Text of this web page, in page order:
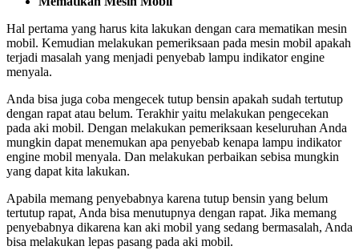
Hal pertama yang harus kita lakukan dengan cara mematikan mesin
mobil. Kemudian melakukan pemeriksaan pada mesin mobil apakah
terjadi masalah yang menjadi penyebab lampu indikator engine
menyala.
Anda bisa juga coba mengecek tutup bensin apakah sudah tertutup
dengan rapat atau belum. Terakhir yaitu melakukan pengecekan
pada aki mobil. Dengan melakukan pemeriksaan keseluruhan Anda
mungkin dapat menemukan apa penyebab kenapa lampu indikator
engine mobil menyala. Dan melakukan perbaikan sebisa mungkin
yang dapat kita lakukan.
Apabila memang penyebabnya karena tutup bensin yang belum
tertutup rapat, Anda bisa menutupnya dengan rapat. Jika memang
penyebabnya dikarena kan aki mobil yang sedang bermasalah, Anda
bisa melakukan lepas pasang pada aki mobil.